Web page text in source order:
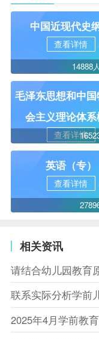
中国近现代史
查看详情
14888
毛泽东思想和中
会主义理论体
查看详情
英语（专）
查看详情
相关资讯
请结合幼儿园教育
联系实际分析学前
2025年4月学前教